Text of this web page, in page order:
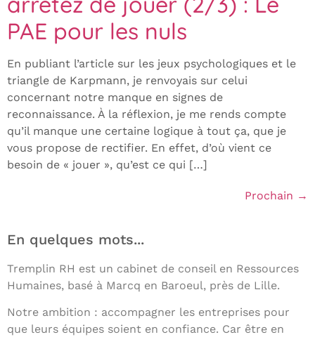
PAE pour les nuls
En publiant l’article sur les jeux psychologiques et le
triangle de Karpmann, je renvoyais sur celui
concernant notre manque en signes de
reconnaissance. À la réflexion, je me rends compte
qu’il manque une certaine logique à tout ça, que je
vous propose de rectifier. En effet, d’où vient ce
besoin de « jouer », qu’est ce qui […]
Prochain →
En quelques mots...
Tremplin RH est un cabinet de conseil en Ressources
Humaines, basé à Marcq en Baroeul, près de Lille.
Notre ambition : accompagner les entreprises pour
que leurs équipes soient en confiance. Car être en